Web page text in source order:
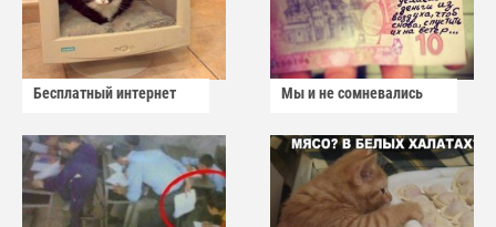
Бесплатный интернет Мы и не сомневались